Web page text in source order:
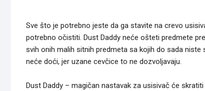
Sve što je potrebno jeste da ga stavite na crevo
potrebno očistiti. Dust Daddy neće ošteti predmete
svih onih malih sitnih predmeta sa kojih do sada
neće doći, jer uzane cevčice to ne dozvoljavaju.
Dust Daddy – magičan nastavak za usisivač će